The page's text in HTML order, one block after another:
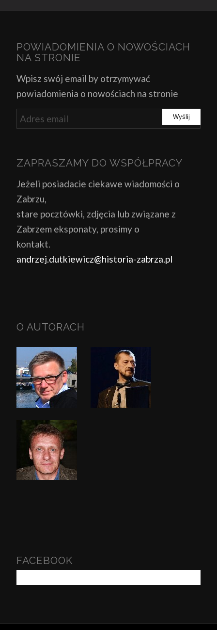
POWIADOMIENIA O NOWOŚCIACH
NA STRONIE
Wpisz swój email by otrzymywać
powiadomienia o nowościach na stronie
ZAPRASZAMY DO WSPÓŁPRACY
Jeżeli posiadacie ciekawe wiadomości o
Zabrzu,
stare pocztówki, zdjęcia lub związane z
Zabrzem eksponaty, prosimy o
kontakt.
andrzej.dutkiewicz@historia-zabrza.pl
O AUTORACH
FACEBOOK